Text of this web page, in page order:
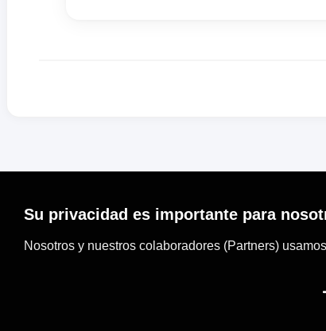
Su privacidad es importante para
Nosotros y nuestros colaboradores (Partners)